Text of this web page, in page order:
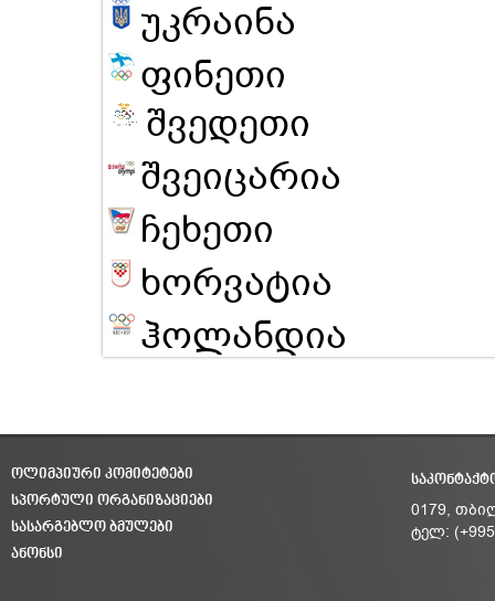
უკრაინა
ფინეთი
შვედეთი
შვეიცარია
ჩეხეთი
ხორვატია
ჰოლანდია
ᲝᲚᲘᲛᲞᲘᲣᲠᲘ ᲙᲝᲛᲘᲢᲔᲢᲔᲑᲘ
ᲡᲞᲝᲠᲢᲣᲚᲘ ᲝᲠᲒᲐᲜᲘᲖᲐᲪᲘᲔᲑᲘ
ᲡᲐᲡᲐᲠᲒᲔᲑᲚᲝ ᲑᲛᲣᲚᲔᲑᲘ
ᲐᲜᲝᲜᲡᲘ
0179,
ტელ: (+995